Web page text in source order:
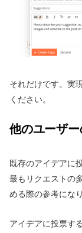
それだけです。実
ください。
他のユーザ
既存のアイデアに
最もリクエストの
める際の参考になり
アイデアに投票す